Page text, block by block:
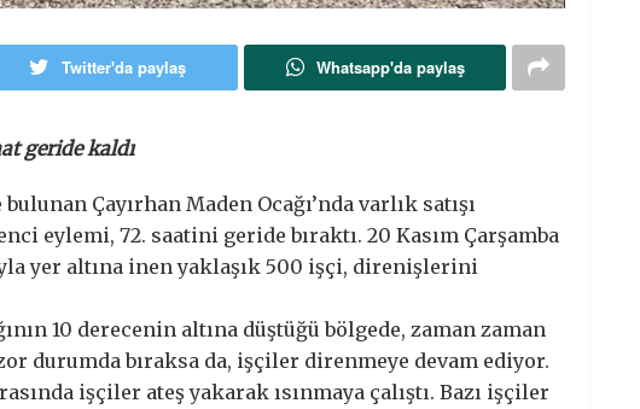
Twitter'da paylaş Whatsapp'da paylaş
geride kaldı
Çayırhan Maden Ocağı’nda varlık satışı
eylemi, 72. saatini geride bıraktı. 20 Kasım Çarşamba
yer altına inen yaklaşık 500 işçi, direnişlerini
10 derecenin altına düştüğü bölgede, zaman zaman
durumda bıraksa da, işçiler direnmeye devam ediyor.
işçiler ateş yakarak ısınmaya çalıştı. Bazı işçiler